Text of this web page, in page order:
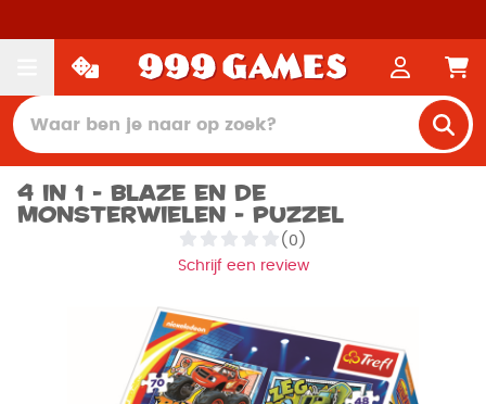
4 in 1 - Blaze en de
Monsterwielen - Puzzel
(0)
Schrijf een review